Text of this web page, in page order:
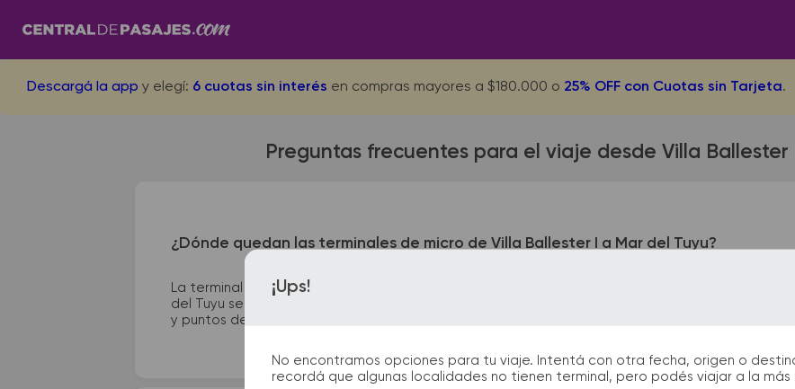
Descargá la app y elegí: 6 cuotas sin interés en compras mayores a $180.000 o 25% OFF con Cuotas sin Tarjeta.
¡Ups!
No encontramos opciones para tu viaje. Intentá con otra fecha, origen o
recordá que algunas localidades no tienen terminal, pero podés viajar a la más
Preguntas frecuentes para el viaje desde Villa Ballester
¿Dónde quedan las terminales de micro de Villa Ballester I a Mar del Tuyu?
La terminal de ómnibus de Villa Ballester I queda ubicada en independencia esquina
del Tuyu se encuentra en Calle 80 entre 7 y 8. En las terminales de bus podrás encontrar
y puntos de información que te facilitarán la partida y el arribo durante tu viaje.